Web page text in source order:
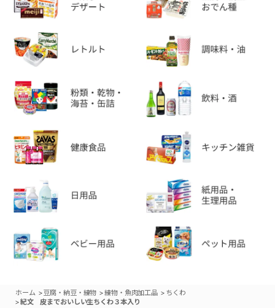
ホーム >豆腐・納豆・練物 >練物・魚肉加工品 > ちくわ
>紀文 皮までおいしい生ちくわ３本入り